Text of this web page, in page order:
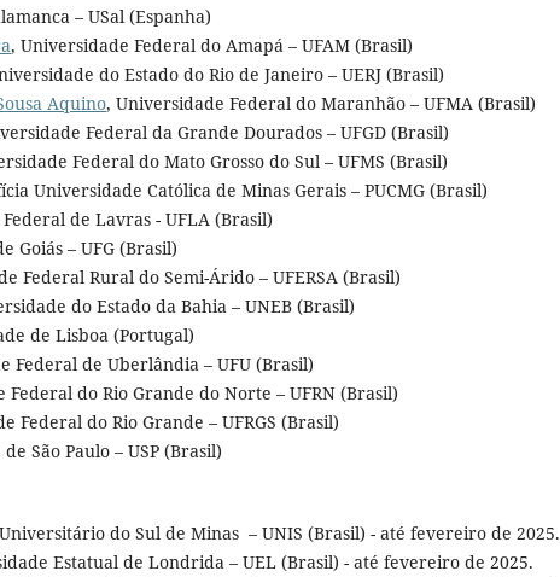
– USal (Espanha)
, Universidade Federal do Amapá – UFAM (Brasil)
do Estado do Rio de Janeiro – UERJ (Brasil)
Aquino, Universidade Federal do Maranhão – UFMA (Brasil)
Federal da Grande Dourados – UFGD (Brasil)
Federal do Mato Grosso do Sul – UFMS (Brasil)
Universidade Católica de Minas Gerais – PUCMG (Brasil)
de Lavras - UFLA (Brasil)
Goiás – UFG (Brasil)
Federal Rural do Semi-Árido – UFERSA (Brasil)
do Estado da Bahia – UNEB (Brasil)
de Lisboa (Portugal)
Federal de Uberlândia – UFU (Brasil)
Federal do Rio Grande do Norte – UFRN (Brasil)
Federal do Rio Grande – UFRGS (Brasil)
São Paulo – USP (Brasil)
do Sul de Minas – UNIS (Brasil) - até fevereiro de 2025.
Estatual de Londrida – UEL (Brasil) - até fevereiro de 2025.